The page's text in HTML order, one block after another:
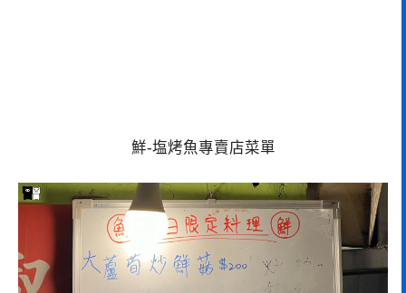
鮮-塩烤魚專賣店菜單